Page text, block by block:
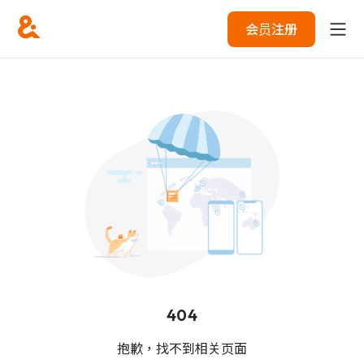
会员注册
404
抱歉，找不到相关页面